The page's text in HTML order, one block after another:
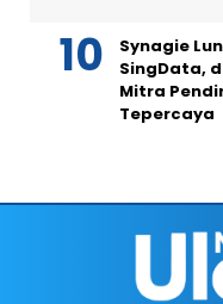
Synagie
SingData,
Mitra
Tepercaya